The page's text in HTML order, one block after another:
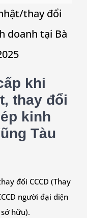
thay đổi
doanh tại Bà
khi
thay đổi
kinh
Tàu
đổi CCCD (Thay
người đại diện
hữu).